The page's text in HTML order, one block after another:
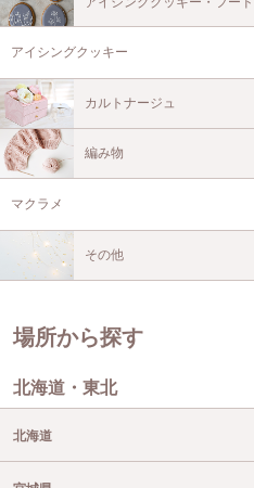
アイシングクッキー
カルトナージュ
編み物
マクラメ
その他
場所から探す
北海道・東北
北海道